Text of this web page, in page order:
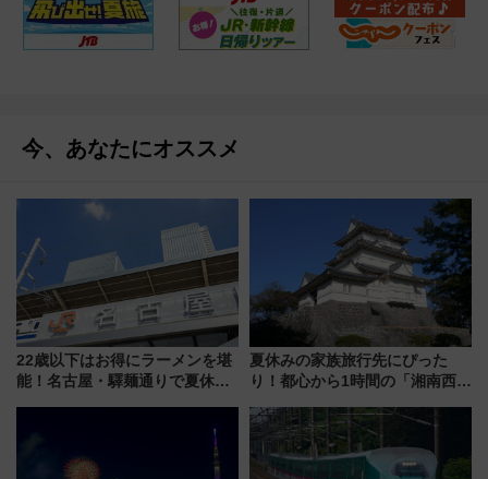
今、あなたにオススメ
22歳以下はお得にラーメンを堪
能！名古屋・驛麺通りで夏休み
夏休みの家族旅行先にぴった
り！都心から1時間の「湘南西エ
島とは異なる魅力を持つ今夏の
注目スポット